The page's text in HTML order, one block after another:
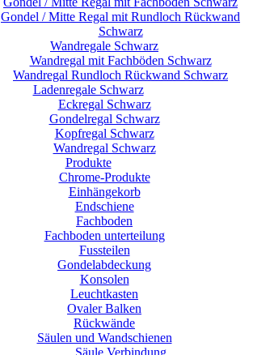
Gondel / Mitte Regal mit Rundloch Rückwand
Schwarz
Wandregale Schwarz
Wandregal mit Fachböden Schwarz
Wandregal Rundloch Rückwand Schwarz
Ladenregale Schwarz
Eckregal Schwarz
Gondelregal Schwarz
Kopfregal Schwarz
Wandregal Schwarz
Produkte
Chrome-Produkte
Einhängekorb
Endschiene
Fachboden
Fachboden unterteilung
Fussteilen
Gondelabdeckung
Konsolen
Leuchtkasten
Ovaler Balken
Rückwände
Säulen und Wandschienen
Säule Verbindung